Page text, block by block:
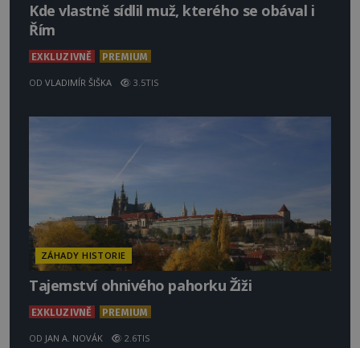
Kde vlastně sídlil muž, kterého se obával i
Řím
EXKLUZIVNĚ PREMIUM
OD VLADIMÍR ŠIŠKA 3.5TIS
ZÁHADY HISTORIE
Tajemství ohnivého pahorku Žiži
EXKLUZIVNĚ PREMIUM
OD JAN A. NOVÁK 2.6TIS